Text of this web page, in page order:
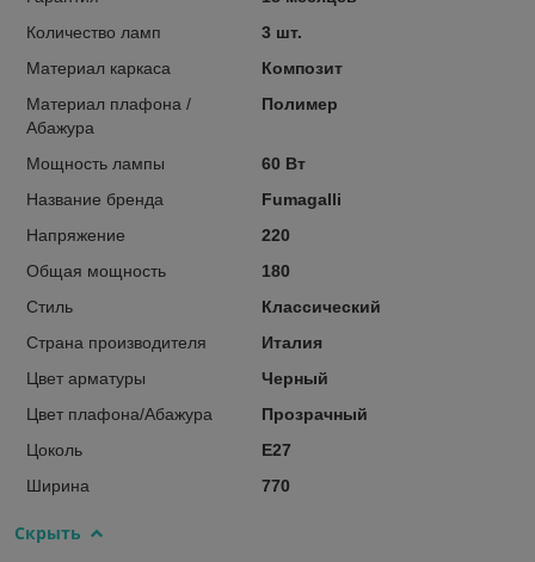
Количество ламп
3 шт.
Материал каркаса
Композит
Материал плафона /
Абажура
Полимер
Мощность лампы
60 Вт
Название бренда
Fumagalli
Напряжение
220
Общая мощность
180
Стиль
Классический
Страна производителя
Италия
Цвет арматуры
Черный
Цвет плафона/Абажура
Прозрачный
Цоколь
E27
Ширина
770
Скрыть